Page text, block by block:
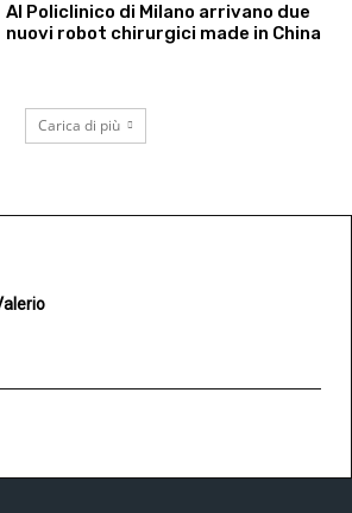
Al Policlinico di Milano arrivano due
nuovi robot chirurgici made in China
Carica di più